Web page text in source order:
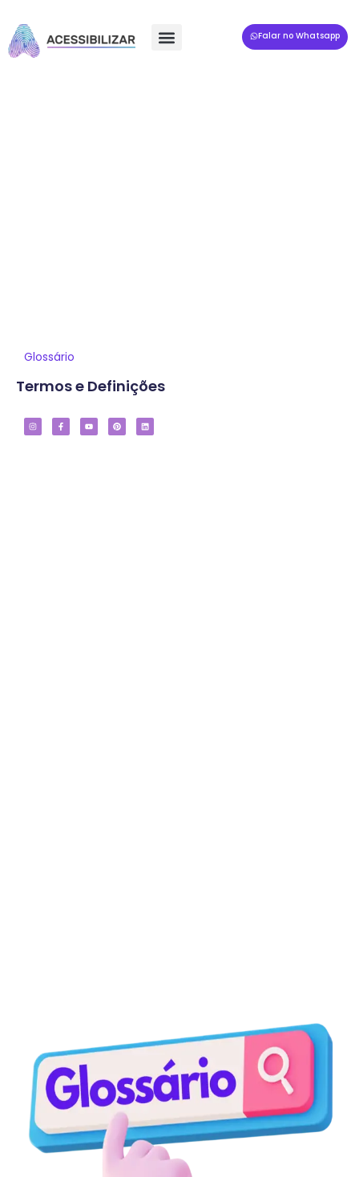
Falar no Whatsapp
Glossário
Termos e Definições